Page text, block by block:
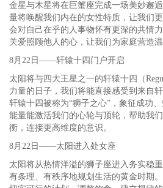
金星与木星将在巨蟹座完成一场美妙邂
量将唤醒我们内在的女性特质，让我们
会对自己在乎的人事物怀有更深的共情
关爱照顾他人的心，让我们为家庭营造温
8月22日——轩辕十四门户开启
太阳将与四大王星之一的轩辕十四（
力量的日子，我们将能直接感受到来自
轩辕十四被称为“狮子之心”，象征成功
能量能激活我们的心轮与顶轮，帮助我
衡，连接更高维度的意识。
8月22日——太阳进入处女座
太阳将从热情洋溢的狮子座进入务实稳
有条理、有秩序地规划生活的黄金时期